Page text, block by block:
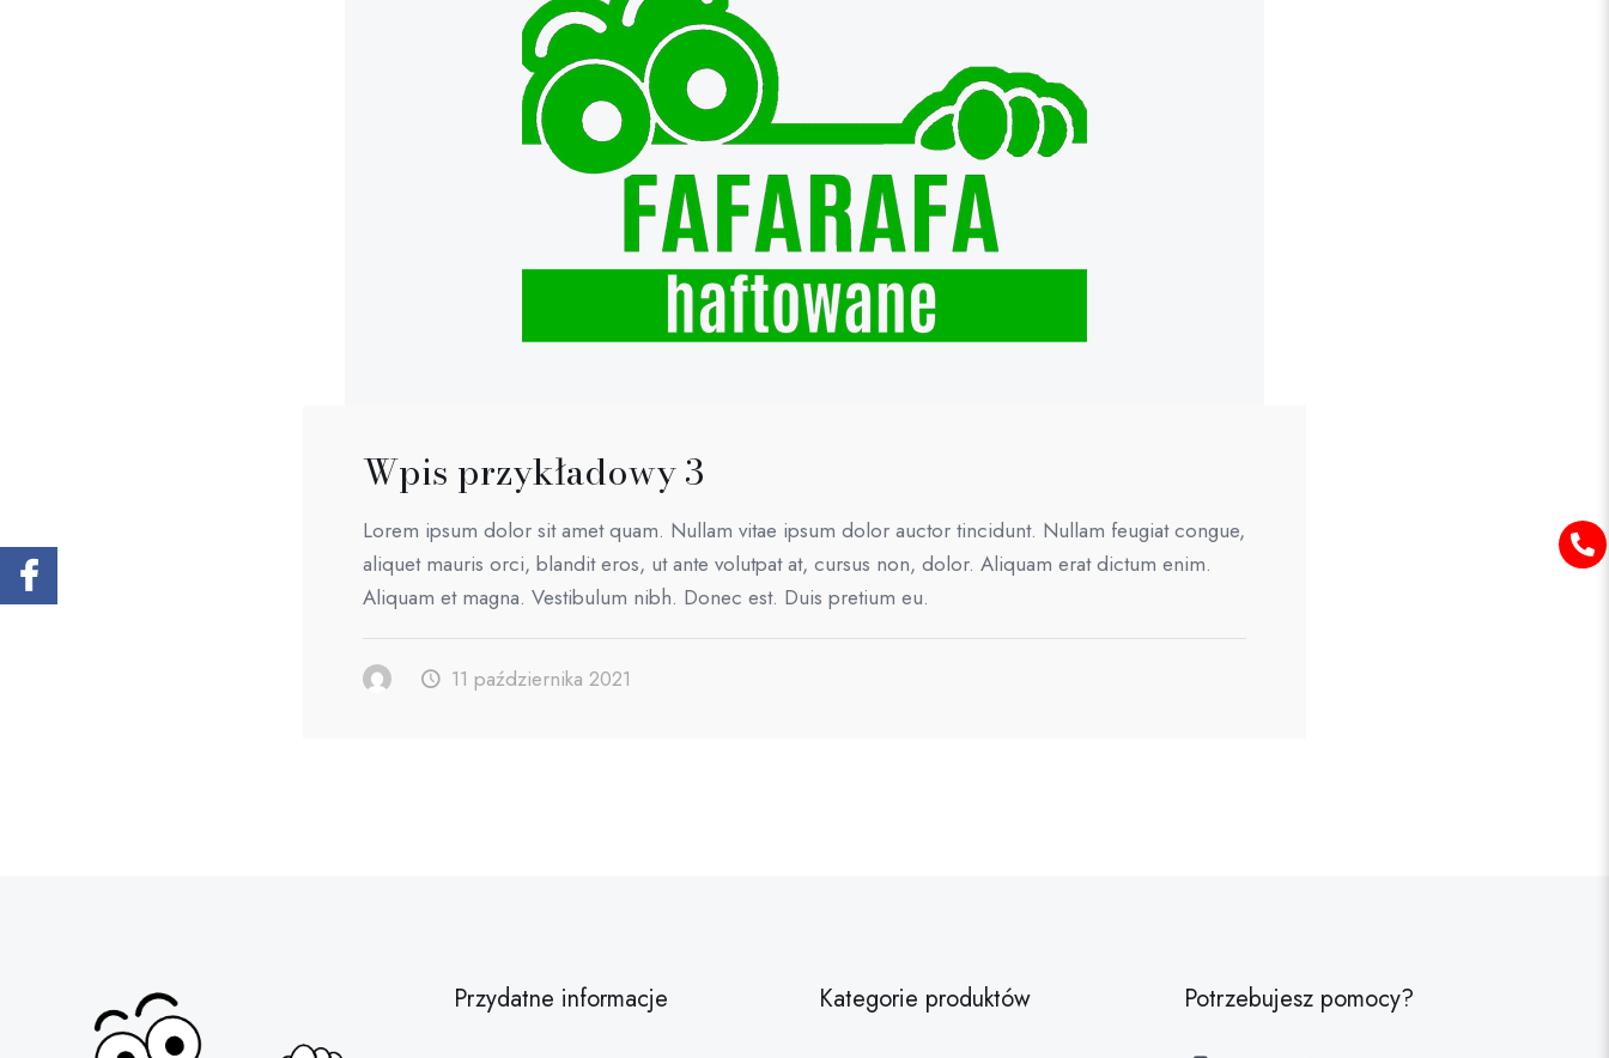
Wpis przykładowy 3
Lorem ipsum dolor sit amet quam. Nullam vitae ipsum dolor auctor tincidunt. Nullam feugiat congue,
aliquet mauris orci, blandit eros, ut ante volutpat at, cursus non, dolor. Aliquam erat dictum enim.
Aliquam et magna. Vestibulum nibh. Donec est. Duis pretium eu.
11 października 2021
Przydatne informacje Kategorie produktów
Potrzebujesz pomocy?